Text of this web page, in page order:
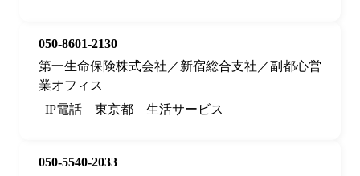
050-8601-2130
第一生命保険株式会社／新宿総合支社／副都心営
業オフィス
IP電話
東京都 生活サービス
050-5540-2033